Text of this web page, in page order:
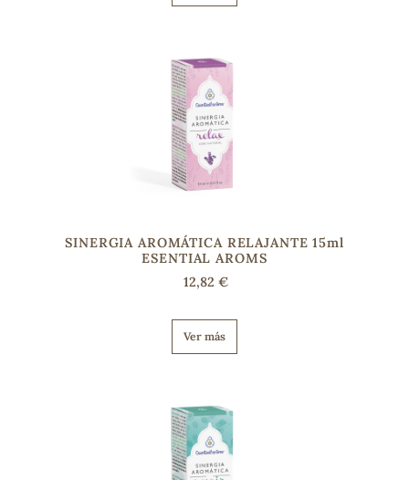
SINERGIA AROMÁTICA RELAJANTE 15ml
ESENTIAL AROMS
12,82 €
Ver más